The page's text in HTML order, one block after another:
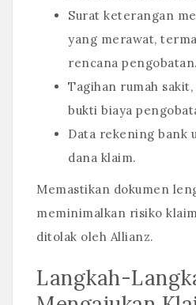
Surat keterangan
yang merawat,
rencana pengobatan.
Tagihan rumah
bukti biaya
Data rekening bank
dana klaim.
Memastikan dokumen
meminimalkan risiko
ditolak oleh Allianz.
Langkah-